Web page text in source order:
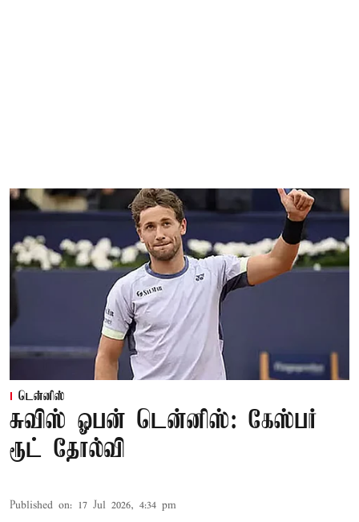
டென்னிஸ்
சுவிஸ் ஓபன் டென்னிஸ்: கேஸ்பர்
ரூட் தோல்வி
Published on: 17 Jul 2026, 4:34 pm